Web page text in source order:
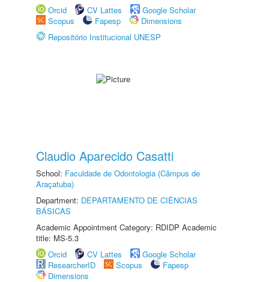
Orcid
CV Lattes
Google Scholar
Scopus
Fapesp
Dimensions
Repositório Institucional UNESP
Claudio Aparecido Casatti
School: Faculdade de Odontologia (Câmpus de
Araçatuba)
Department: DEPARTAMENTO DE CIÊNCIAS
BÁSICAS
Academic Appointment Category: RDIDP Academic
title: MS-5.3
Orcid
CV Lattes
Google Scholar
ResearcherID
Scopus
Fapesp
Dimensions